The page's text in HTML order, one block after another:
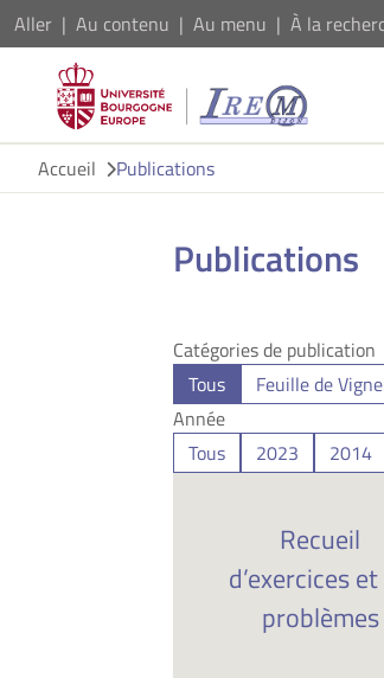
Aller Au contenu Au menu À la
Accueil
Publications
Publications
Catégories de publication
Tous
Feuille de Vigne
Année
Tous
2023 2014
Recueil
d’exercices
problèmes